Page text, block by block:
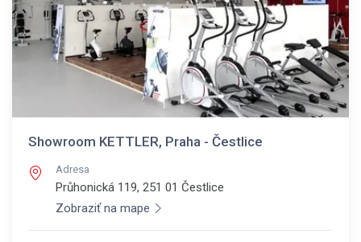
Showroom KETTLER, Praha - Čestlice
Adresa
Průhonická 119, 251 01 Čestlice
Zobraziť na mape